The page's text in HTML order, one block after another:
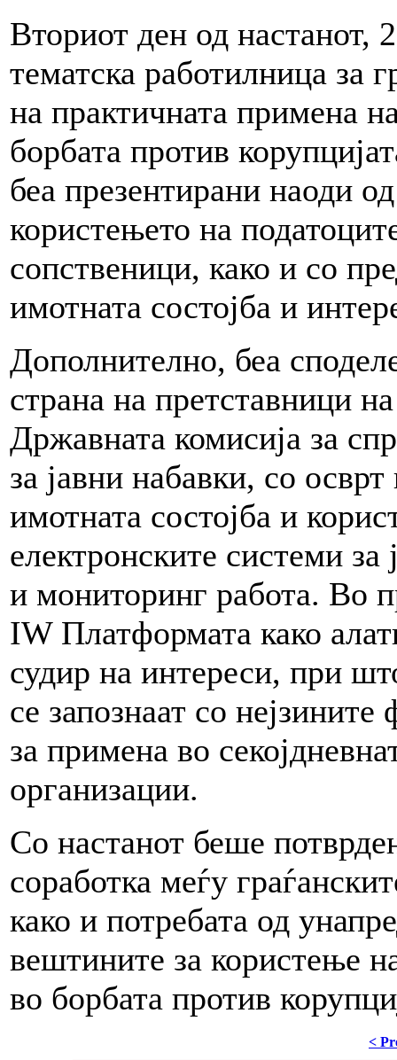
Вториот ден од настанот,
тематска работилница за
на практичната примена
борбата против
беа презентирани наоди
користењето на
сопственици, како и со
имотната состојба и
Дополнително, беа
страна на претставници
Државната комисија за
за јавни набавки, со
имотната состојба и
електронските системи
и мониторинг работа. Во
IW Платформата како
судир на интереси, при
се запознаат со
за примена во
организации.
Со настанот беше
соработка меѓу
како и потребата од
вештините за користење
во борбата против
<